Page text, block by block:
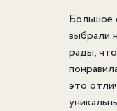
Большое
выбрали
рады,
это